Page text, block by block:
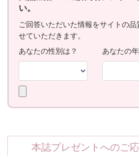
本誌プレゼントへのご